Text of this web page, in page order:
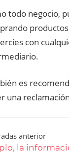
todo negocio,
con
es
una
anterior
la